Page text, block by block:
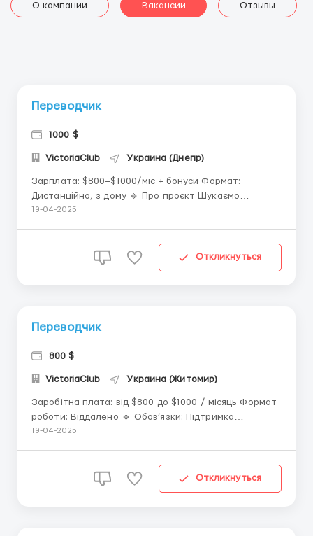
О компании Вакансии Отзывы
Переводчик
1000 $
VictoriaClub Украина (Днепр)
Зарплата: $800–$1000/міс + бонуси Формат:
Дистанційно, з дому 🔹 Про проєкт Шукаємо
відповідальних та комунікабельних співробітників
платформі. Комунікація ведеться в межах заданої
19-04-2025
Откликнуться
Переводчик
800 $
VictoriaClub Украина (Житомир)
Заробітна плата: від $800 до $1000 / місяць Формат
роботи: Віддалено 🔹 Обов’язки: Підтримка
приємного онлайн-спілкування Робота з базою
19-04-2025
Откликнуться